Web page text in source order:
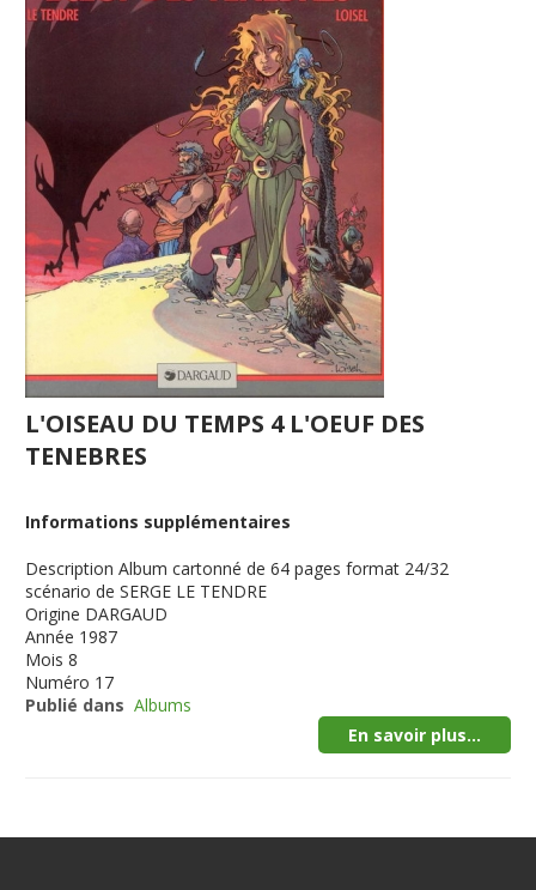
L'OISEAU DU TEMPS 4 L'OEUF DES
TENEBRES
Informations supplémentaires
Description Album cartonné de 64 pages format 24/32
scénario de SERGE LE TENDRE
Origine DARGAUD
Année 1987
Mois 8
Numéro 17
Publié dans Albums
En savoir plus...